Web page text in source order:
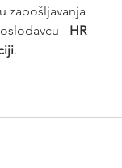
zapošljavanja
- HR
.